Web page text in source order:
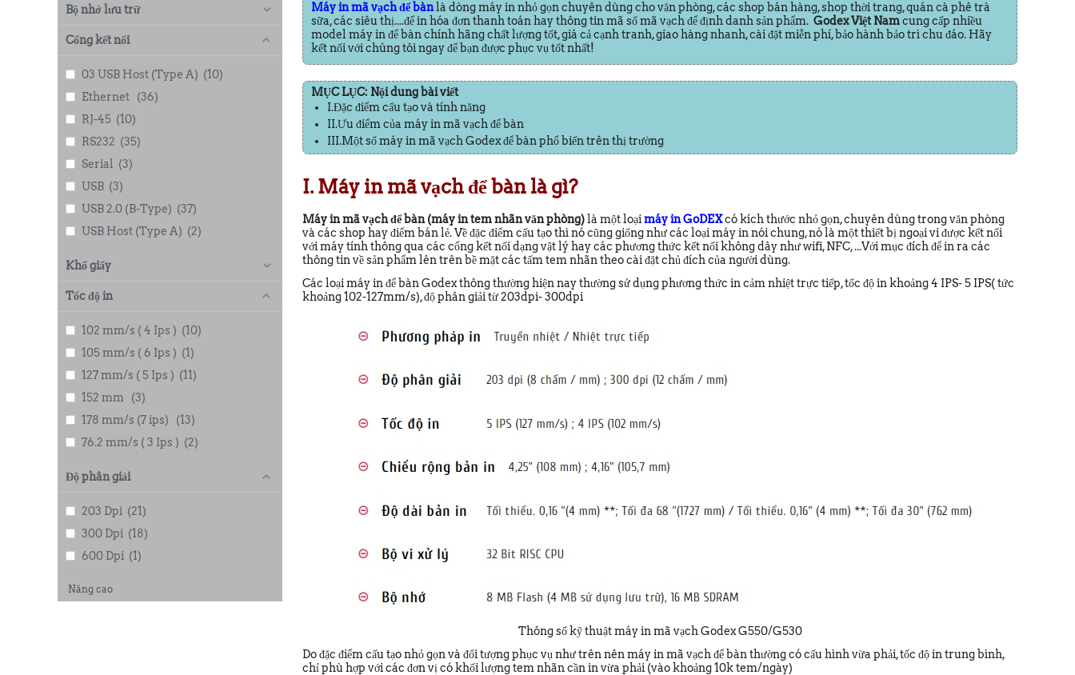
Bộ nhớ lưu trữ
Cổng kết nối
03 USB Host (Type A) (10)
Ethernet
(36)
RJ-45 (10)
RS232 (35)
Serial
(3)
USB (3)
USB 2.0 (B-Type) (37)
USB Host (Type A) (2)
Khổ giấy
Tốc độ in
102 mm/s ( 4 Ips ) (10)
105 mm/s ( 6 Ips ) (1)
127 mm/s ( 5 Ips ) (11)
152 mm
(3)
178 mm/s (7 ips)
(13)
76.2 mm/s ( 3 Ips ) (2)
Độ phân giải
203 Dpi (21)
300 Dpi (18)
600 Dpi (1)
Nâng cao
Máy in mã vạch để bànlà dòng máy in nhỏ gọn chuyên dùng cho văn phòng, các shop bán hàng, shop thời trang, quán cà phê trà
sữa, các siêu thị....để in hóa đơn thanh toán hay thông tin mã số mã vạch để định danh sản phẩm.Godex Việt Namcung cấp nhiều
model máy in để bàn chính hãng chất lượng tốt, giá cả cạnh tranh, giao hàng nhanh, cài đặt miễn phí, bảo hành bảo trì chu đáo. Hãy
kết nối với chúng tôi ngay để bạn được phục vụ tốt nhất!
MỤC LỤC: Nội dung bài viết
I.Đặc điểm cấu tạo và tính năng
II.Ưu điểm của máy in mã vạch để bàn
III.Một số máy in mã vạch Godex để bàn phổ biến trên thị trường
I. Máy in mã vạch để bàn là gì?
Máy in mã vạch để bàn (máy in tem nhãn văn phòng) là một loạimáy in GoDEXcó kích thước nhỏ gọn, chuyên dùng trong văn phòng
và các shop hay điểm bán lẻ. Về đặc điểm cấu tạo thì nó cũng giống như các loại máy in nói chung, nó là một thiết bị ngoại vi được kết nối
với máy tính thông qua các cổng kết nối dạng vật lý hay các phương thức kết nối không dây như wifi, NFC, ...Với mục đích để in ra các
thông tin về sản phẩm lên trên bề mặt các tấm tem nhãn theo cài đặt chủ đích của người dùng.
Các loại máy in để bàn Godex thông thường hiện nay thường sử dụng phương thức in cảm nhiệt trực tiếp, tốc độ in khoảng 4 IPS- 5 IPS( tức
khoảng 102-127mm/s), độ phân giải từ 203dpi- 300dpi
Thông số kỹ thuật máy in mã vạch Godex G550/G530
Do đặc điểm cấu tạo nhỏ gọn và đối tượng phục vụ như trên nên máy in mã vạch để bàn thường có cấu hình vừa phải, tốc độ in trung bình,
chỉ phù hợp với các đơn vị có khối lượng tem nhãn cần in vừa phải (vào khoảng 10k tem/ngày)